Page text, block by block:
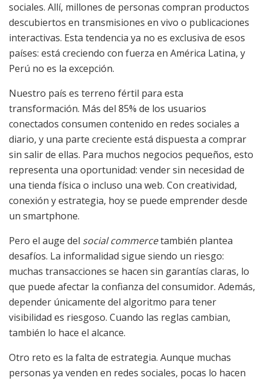
sociales. Allí, millones de personas compran productos
descubiertos en transmisiones en vivo o publicaciones
interactivas. Esta tendencia ya no es exclusiva de esos
países: está creciendo con fuerza en América Latina, y
Perú no es la excepción.
Nuestro país es terreno fértil para esta
transformación. Más del 85% de los usuarios
conectados consumen contenido en redes sociales a
diario, y una parte creciente está dispuesta a comprar
sin salir de ellas. Para muchos negocios pequeños, esto
representa una oportunidad: vender sin necesidad de
una tienda física o incluso una web. Con creatividad,
conexión y estrategia, hoy se puede emprender desde
un smartphone.
Pero el auge del social commercetambién plantea
desafíos. La informalidad sigue siendo un riesgo:
muchas transacciones se hacen sin garantías claras, lo
que puede afectar la confianza del consumidor. Además,
depender únicamente del algoritmo para tener
visibilidad es riesgoso. Cuando las reglas cambian,
también lo hace el alcance.
Otro reto es la falta de estrategia. Aunque muchas
personas ya venden en redes sociales, pocas lo hacen